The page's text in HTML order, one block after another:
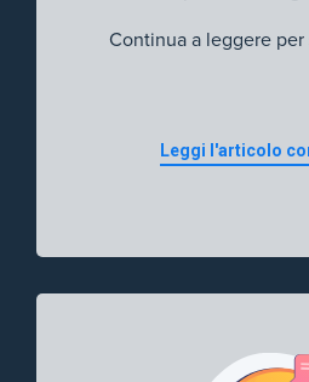
Continua a leggere
Leggi l'articolo